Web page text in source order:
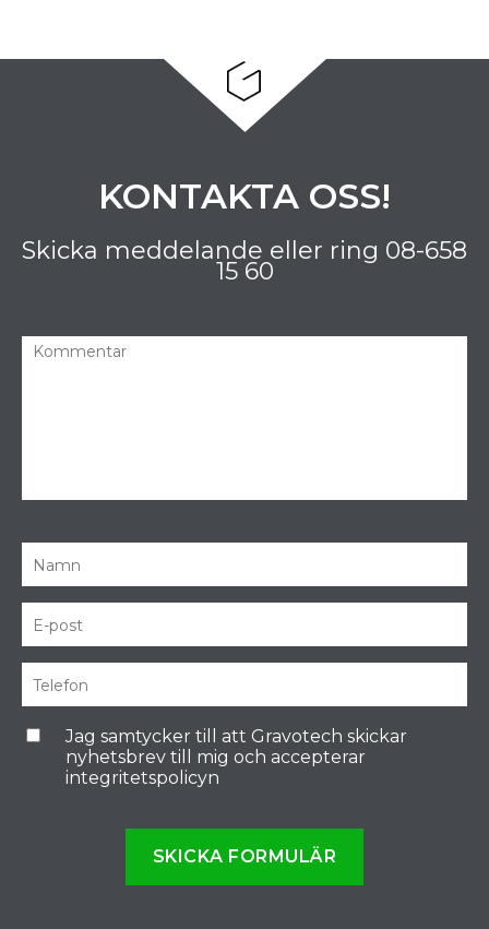
KONTAKTA OSS!
Skicka meddelande eller ring 08-658
15 60
Jag samtycker till att Gravotech skickar
nyhetsbrev till mig och accepterar
integritetspolicyn
SKICKA FORMULÄR